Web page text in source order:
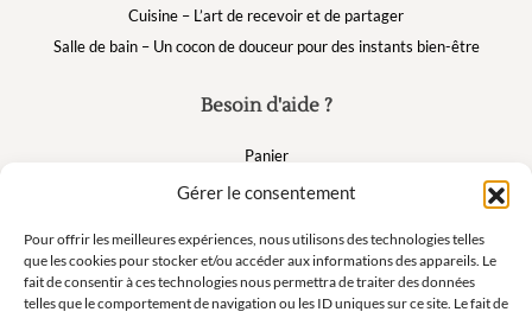
Gérer le consentement
Pour offrir les meilleures expériences, nous utilisons des technologies telles
que les cookies pour stocker et/ou accéder aux informations des appareils. Le
fait de consentir à ces technologies nous permettra de traiter des données
telles que le comportement de navigation ou les ID uniques sur ce site. Le fait de
Besoin d'aide ?
Panier
FAQ
Suivez nous
Cuisine – L’art de recevoir et de partager
Salle de bain – Un cocon de douceur pour des instants bien-être